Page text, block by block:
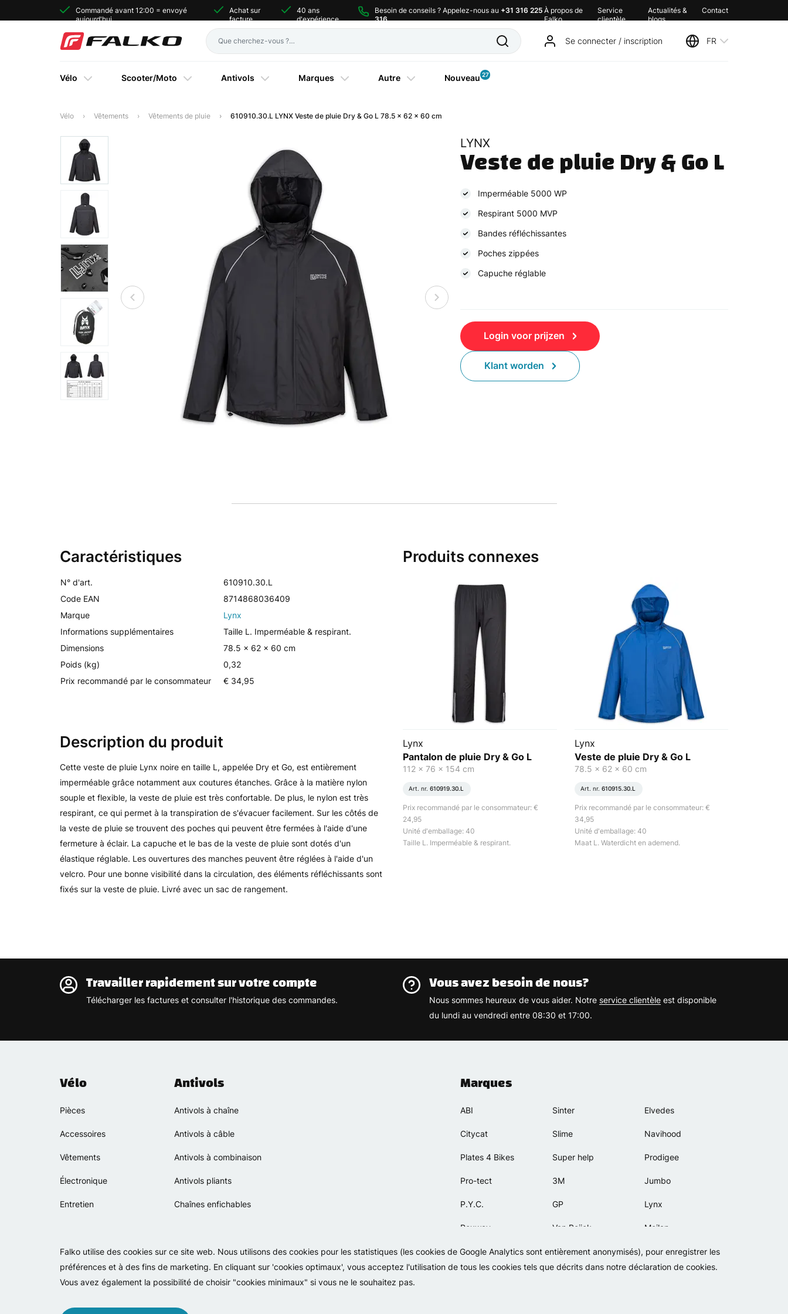
Falko utilise des cookies sur ce site web. Nous utilisons des cookies pour les statistiques (les cookies de Google Analytics sont entièrement anonymisés), pour enregistrer les
préférences et à des fins de marketing. En cliquant sur 'cookies optimaux', vous acceptez l'utilisation de tous les cookies tels que décrits dans notre déclaration de cookies.
Vous avez également la possibilité de choisir "cookies minimaux" si vous ne le souhaitez pas.
Commandé avant 12:00 = envoyé
aujourd'hui
Achat sur
facture
40 ans
d'expérience
Besoin de conseils ? Appelez-nous au +31 316 225
316
À propos de
Falko
Service
clientèle
Actualités &
blogs
Contact
Se connecter / inscription FR
Vélo Scooter/Moto Antivols Marques Autre Nouveau 27
Vélo Vêtements Vêtements de pluie 610910.30.L LYNX Veste de pluie Dry & Go L 78.5 x 62 x 60 cm
LYNX
Veste de pluie Dry & Go L
Imperméable 5000 WP
Respirant 5000 MVP
Bandes réfléchissantes
Poches zippées
Capuche réglable
Login voor prijzen
Klant worden
Caractéristiques
N° d'art.
610910.30.L
Code EAN
8714868036409
Marque
Lynx
Informations supplémentaires
Taille L. Imperméable & respirant.
Dimensions
78.5 x 62 x 60 cm
Poids (kg)
0,32
Prix recommandé par le consommateur
€ 34,95
Description du produit
Cette veste de pluie Lynx noire en taille L, appelée Dry et Go, est entièrement
imperméable grâce notamment aux coutures étanches. Grâce à la matière nylon
souple et flexible, la veste de pluie est très confortable. De plus, le nylon est très
respirant, ce qui permet à la transpiration de s'évacuer facilement. Sur les côtés de
la veste de pluie se trouvent des poches qui peuvent être fermées à l'aide d'une
fermeture à éclair. La capuche et le bas de la veste de pluie sont dotés d'un
élastique réglable. Les ouvertures des manches peuvent être réglées à l'aide d'un
velcro. Pour une bonne visibilité dans la circulation, des éléments réfléchissants sont
fixés sur la veste de pluie. Livré avec un sac de rangement.
Produits connexes
Lynx
Pantalon de pluie Dry & Go L
112 x 76 x 154 cm
Art. nr. 610919.30.L
Prix recommandé par le consommateur: €
24,95
Unité d'emballage: 40
Taille L. Imperméable & respirant.
Lynx
Veste de pluie Dry & Go L
78.5 x 62 x 60 cm
Art. nr. 610915.30.L
Prix recommandé par le consommateur: €
34,95
Unité d'emballage: 40
Maat L. Waterdicht en ademend.
Travailler rapidement sur votre compte
Télécharger les factures et consulter l'historique des commandes.
Vous avez besoin de nous?
Nous sommes heureux de vous aider. Notre service clientèle est disponible
du lundi au vendredi entre 08:30 et 17:00.
Vélo
Pièces
Accessoires
Vêtements
Électronique
Entretien
Antivols
Antivols à chaîne
Antivols à câble
Antivols à combinaison
Antivols pliants
Chaînes enfichables
Marques
ABI
Citycat
Plates 4 Bikes
Pro-tect
P.Y.C.
Rexway
Selle Orient
Sinter
Slime
Super help
3M
GP
Van Beijck
Bellelli
Elvedes
Navihood
Prodigee
Jumbo
Lynx
Meilan
Motip